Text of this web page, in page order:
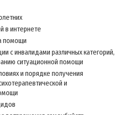
в интернете
помощи
с инвалидами различных категорий,
ситуационной помощи
и порядке получения
и